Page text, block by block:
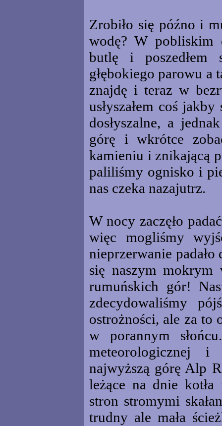
Zrobiło się późno i
wodę? W pobliskim
butlę i poszedłem
głębokiego parowu a
znajdę i teraz w
usłyszałem coś
dosłyszalne, a
górę i wkrótce
kamieniu i znikającą
paliliśmy ognisko i
nas czeka nazajutrz.
W nocy zaczęło
więc mogliśmy
nieprzerwanie
się naszym mokrym
rumuńskich gór!
zdecydowaliśmy
ostrożności, ale za to
w porannym
meteorologicznej
najwyższą górę Alp
leżące na dnie
stron stromymi
trudny ale mała